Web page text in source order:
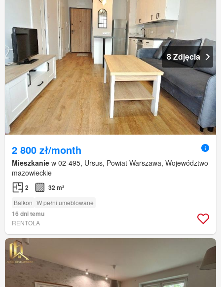
8 Zdjęcia
2 800 zł/month
Mieszkanie w 02-495, Ursus, Powiat Warszawa, Województwo
mazowieckie
2 32 m²
Balkon W pełni umeblowane
16 dni temu
RENTOLA